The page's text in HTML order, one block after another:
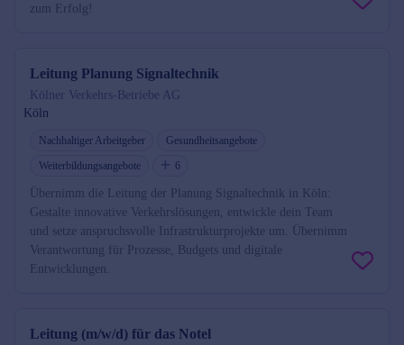
zum Erfolg!
Leitung Planung Signaltechnik
Kölner Verkehrs-Betriebe AG
Köln
Nachhaltiger Arbeitgeber
Gesundheitsangebote
Weiterbildungsangebote
6
Übernimm die Leitung der Planung Signaltechnik in Köln:
Gestalte innovative Verkehrslösungen, entwickle dein Team
und setze anspruchsvolle Infrastrukturprojekte um. Übernimm
Verantwortung für Prozesse, Budgets und digitale
Entwicklungen.
Leitung (m/w/d) für das Notel